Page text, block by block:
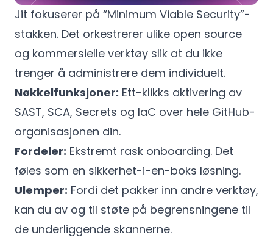
Jit fokuserer på “Minimum Viable Security”-
stakken. Det orkestrerer ulike open source
og kommersielle verktøy slik at du ikke
trenger å administrere dem individuelt.
Nøkkelfunksjoner: Ett-klikks aktivering av
SAST, SCA, Secrets og IaC over hele GitHub-
organisasjonen din.
Fordeler: Ekstremt rask onboarding. Det
føles som en sikkerhet-i-en-boks løsning.
Ulemper: Fordi det pakker inn andre verktøy,
kan du av og til støte på begrensningene til
de underliggende skannerne.